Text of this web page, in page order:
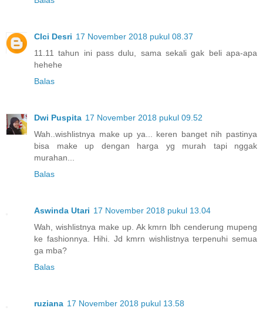
CIci Desri 17 November 2018 pukul 08.37
11.11 tahun ini pass dulu, sama sekali gak beli apa-apa
hehehe
Balas
Dwi Puspita 17 November 2018 pukul 09.52
Wah..wishlistnya make up ya... keren banget nih pastinya
bisa make up dengan harga yg murah tapi nggak
murahan...
Balas
Aswinda Utari 17 November 2018 pukul 13.04
Wah, wishlistnya make up. Ak kmrn lbh cenderung mupeng
ke fashionnya. Hihi. Jd kmrn wishlistnya terpenuhi semua
ga mba?
Balas
ruziana 17 November 2018 pukul 13.58